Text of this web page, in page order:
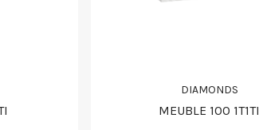
DIAMONDS
MEUBLE 100 1T1TI